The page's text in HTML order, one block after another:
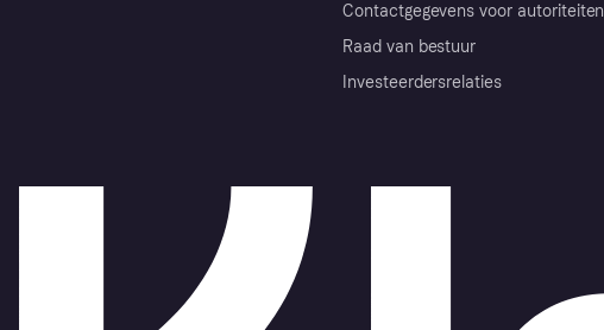
Contactgegevens voor autoriteiten
Raad van bestuur
Investeerdersrelaties